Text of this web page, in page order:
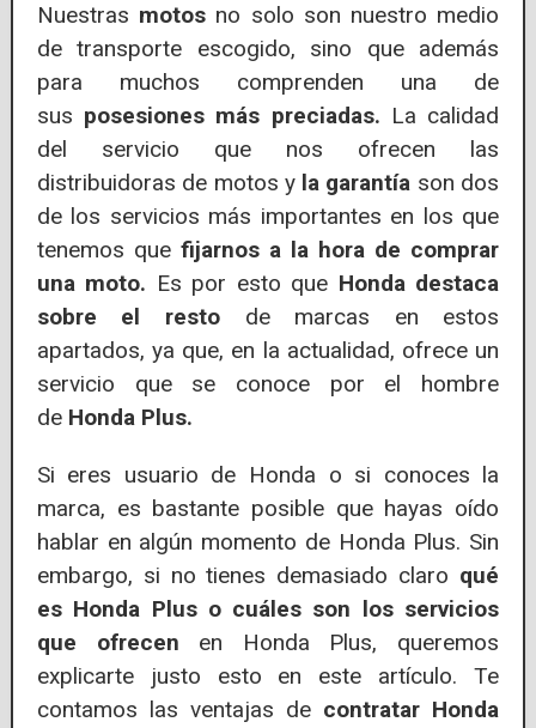
Nuestras motos no solo son nuestro medio
de transporte escogido, sino que además
para muchos comprenden una de
sus posesiones más preciadas. La calidad
del servicio que nos ofrecen las
distribuidoras de motos yla garantía son dos
de los servicios más importantes en los que
tenemos quefijarnos a la hora de comprar
una moto. Es por esto que Honda destaca
sobre el resto de marcas en estos
apartados, ya que, en la actualidad, ofrece un
servicio que se conoce por el hombre
de Honda Plus.
Si eres usuario de Honda o si conoces la
marca, es bastante posible que hayas oído
hablar en algún momento de Honda Plus. Sin
embargo, si no tienes demasiado claro qué
es Honda Plus o cuáles son los servicios
que ofrecen en Honda Plus, queremos
explicarte justo esto en este artículo. Te
contamos las ventajas de contratar Honda